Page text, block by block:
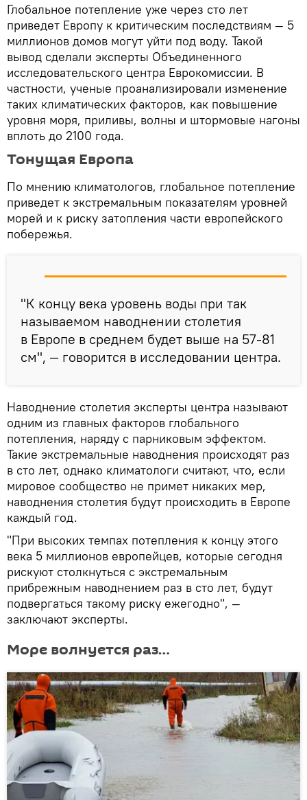
Глобальное потепление уже через сто лет
приведет Европу к критическим последствиям — 5
миллионов домов могут уйти под воду. Такой
вывод сделали эксперты Объединенного
исследовательского центра Еврокомиссии. В
частности, ученые проанализировали изменение
таких климатических факторов, как повышение
уровня моря, приливы, волны и штормовые нагоны
вплоть до 2100 года.
Тонущая Европа
По мнению климатологов, глобальное потепление
приведет к экстремальным показателям уровней
морей и к риску затопления части европейского
побережья.
"К концу века уровень воды при так
называемом наводнении столетия
в Европе в среднем будет выше на 57-81
см", — говорится в исследовании центра.
Наводнение столетия эксперты центра называют
одним из главных факторов глобального
потепления, наряду с парниковым эффектом.
Такие экстремальные наводнения происходят раз
в сто лет, однако климатологи считают, что, если
мировое сообщество не примет никаких мер,
наводнения столетия будут происходить в Европе
каждый год.
"При высоких темпах потепления к концу этого
века 5 миллионов европейцев, которые сегодня
рискуют столкнуться с экстремальным
прибрежным наводнением раз в сто лет, будут
подвергаться такому риску ежегодно", —
заключают эксперты.
Море волнуется раз…